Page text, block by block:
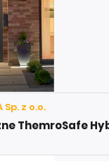
Sp. z o.o.
ThemroSafe